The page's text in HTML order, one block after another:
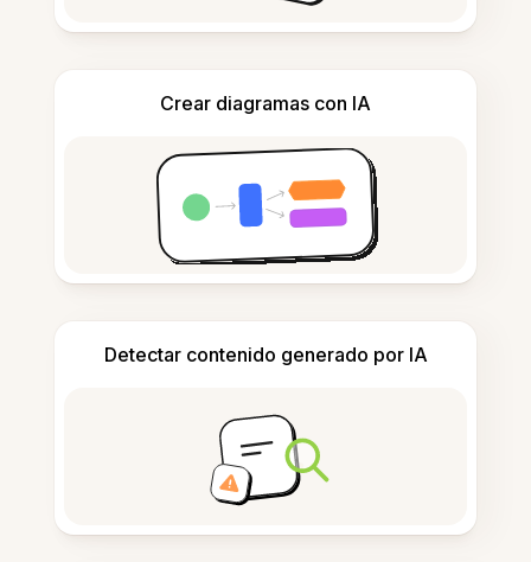
Crear diagramas con IA
Detectar contenido generado por IA